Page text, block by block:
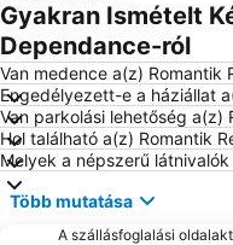
Gyakran Ismételt
Dependance-ról
Van medence a(z) Romantik
Engedélyezett-e a háziállat
Van parkolási lehetőség a(z)
Hol található a(z) Romantik
Melyek a népszerű
Több mutatása
A szállásfoglalási